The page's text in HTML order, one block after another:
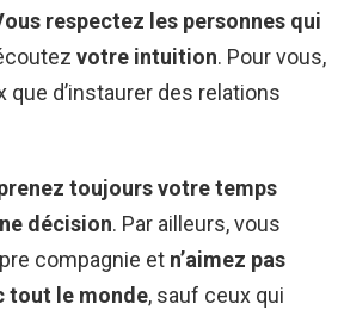
respectez les personnes qui
votre intuition. Pour vous,
que d’instaurer des relations
toujours votre temps
décision. Par ailleurs, vous
compagnie et n’aimez pas
tout le monde, sauf ceux qui